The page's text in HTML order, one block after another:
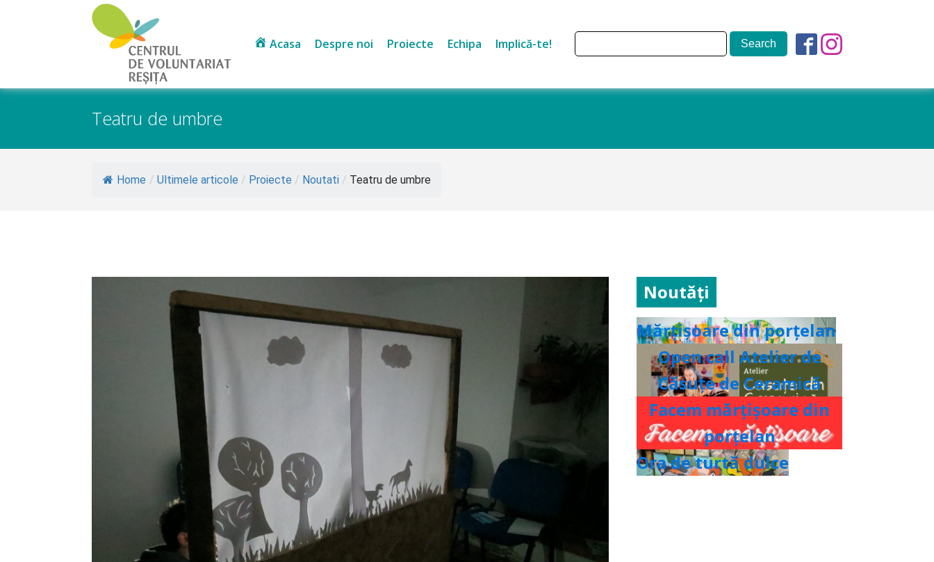
Acasa Despre noi Proiecte Echipa Implică-te!
Teatru de umbre
Home / Ultimele articole / Proiecte / Noutati / Teatru de umbre
Noutăți
Mărțișoare din porțelan
Open call Atelier de
Căsuțe de Ceramică
Facem mărțișoare din
porțelan
Ora de turtă dulce